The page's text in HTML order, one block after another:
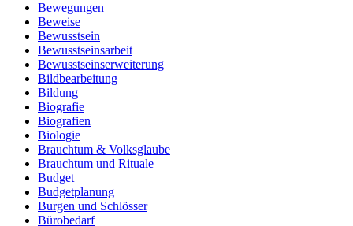
Bewegungen
Beweise
Bewusstsein
Bewusstseinsarbeit
Bewusstseinserweiterung
Bildbearbeitung
Bildung
Biografie
Biografien
Biologie
Brauchtum & Volksglaube
Brauchtum und Rituale
Budget
Budgetplanung
Burgen und Schlösser
Bürobedarf